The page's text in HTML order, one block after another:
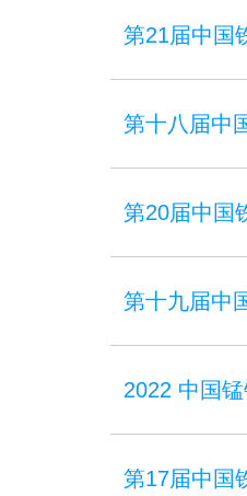
第21届中国
第十八届中
第20届中国
第十九届中
2022 中国
第17届中国